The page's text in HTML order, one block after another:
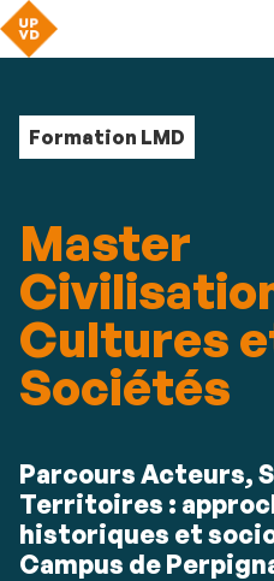
Formation LMD
Master
Cultures
Sociétés
Résumé
Parcours Acteurs,
Territoires :
historiques et
Campus de